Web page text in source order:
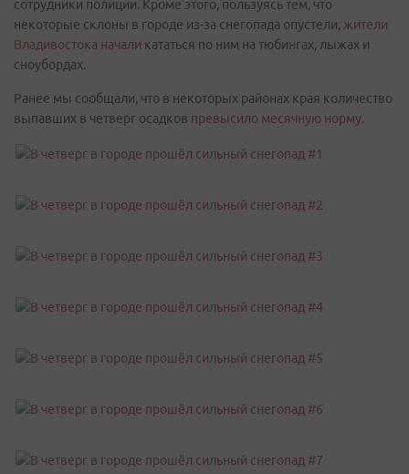
сотрудники полиции. Кроме этого, пользуясь тем, что
некоторые склоны в городе из-за снегопада опустели, жители
Владивостока начали кататься по ним на тюбингах, лыжах и
сноубордах.
Ранее мы сообщали, что в некоторых районах края количество
выпавших в четверг осадков превысило месячную норму.